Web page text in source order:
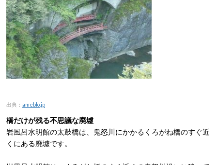
出典： ameblo.jp
橋だけが残る不思議な廃墟
岩風呂水明館の太鼓橋は、鬼怒川にかかるくろがね橋のすぐ近
くにある廃墟です。